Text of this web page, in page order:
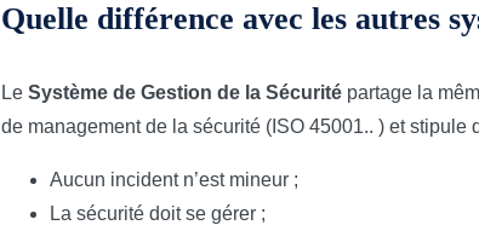
Quelle différence avec les autres
Le Système de Gestion de la Sécurité partage la
de management de la sécurité (ISO 45001.. ) et stipule
Aucun incident n’est mineur ;
La sécurité doit se gérer ;